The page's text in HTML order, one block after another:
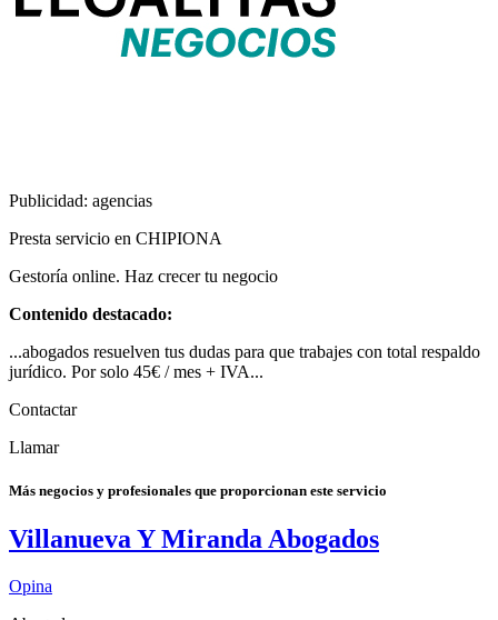
Publicidad: agencias
Presta servicio en CHIPIONA
Gestoría online. Haz crecer tu negocio
Contenido destacado:
...abogados resuelven tus dudas para que trabajes con total respaldo
jurídico. Por solo 45€ / mes + IVA...
Contactar
Llamar
Más negocios y profesionales que proporcionan este servicio
Villanueva Y Miranda Abogados
Opina